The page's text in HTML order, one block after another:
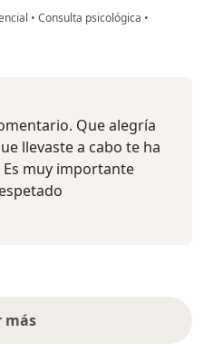
• Consulta psicológica •
Que alegría
llevaste a cabo te ha
muy importante
más
opiniones anteriores